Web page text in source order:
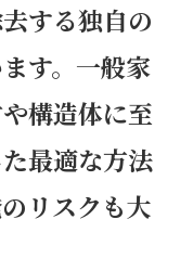
する独自の
す。一般家
構造体に至
最適な方法
リスクも大